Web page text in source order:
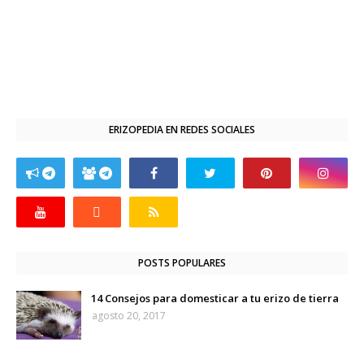
ERIZOPEDIA EN REDES SOCIALES
POSTS POPULARES
14 Consejos para domesticar a tu erizo de tierra
agosto 20, 2017